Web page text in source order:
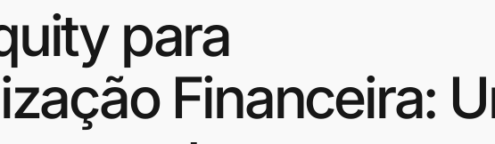
para
Financeira: